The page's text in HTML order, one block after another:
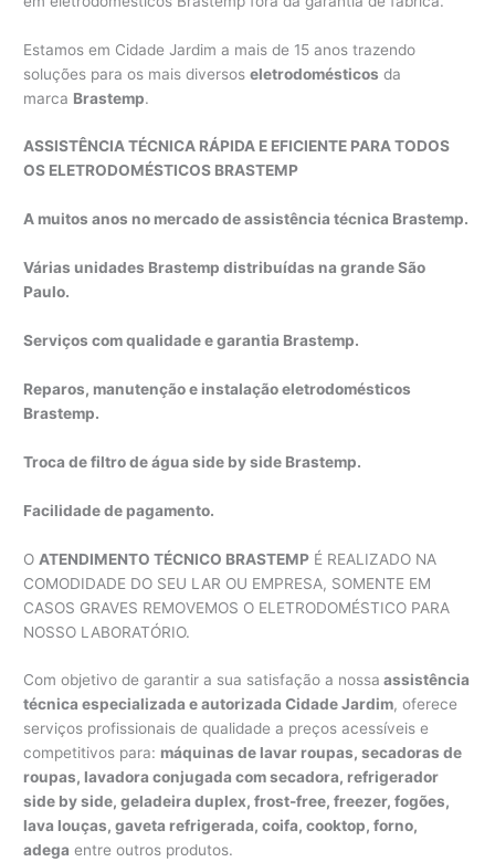
Estamos em Cidade Jardim a mais de 15 anos trazendo
soluções para os mais diversoseletrodomésticos da
marca Brastemp.
ASSISTÊNCIA TÉCNICA RÁPIDA E EFICIENTE PARA TODOS
OS ELETRODOMÉSTICOS BRASTEMP
A muitos anos no mercado de assistência técnica Brastemp.
Várias unidades Brastemp distribuídas na grande São
Paulo.
Serviços com qualidade e garantia Brastemp.
Reparos, manutenção e instalação eletrodomésticos
Brastemp.
Troca de filtro de água side by side Brastemp.
Facilidade de pagamento.
O ATENDIMENTO TÉCNICO BRASTEMP É REALIZADO NA
COMODIDADE DO SEU LAR OU EMPRESA, SOMENTE EM
CASOS GRAVES REMOVEMOS O ELETRODOMÉSTICO PARA
NOSSO LABORATÓRIO.
Com objetivo de garantir a sua satisfação a nossa assistência
técnica especializada e autorizada Cidade Jardim, oferece
serviços profissionais de qualidade a preços acessíveis e
competitivos para: máquinas de lavar roupas, secadoras de
roupas, lavadora conjugada com secadora, refrigerador
side by side, geladeira duplex, frost-free, freezer, fogões,
lava louças, gaveta refrigerada, coifa, cooktop, forno,
adega entre outros produtos.